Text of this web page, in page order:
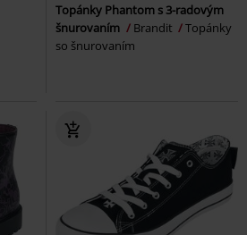
Topánky Phantom s 3-radovým
šnurovaním
Brandit
Topánky
so šnurovaním